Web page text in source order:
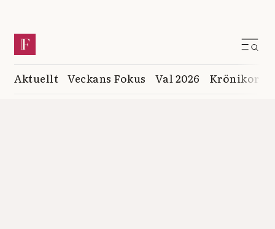
Aktuellt Veckans Fokus Val 2026 Krönikor